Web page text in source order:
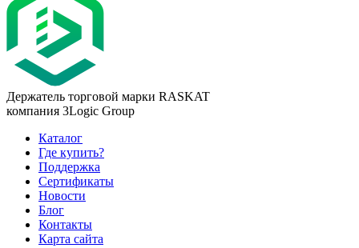
Держатель торговой марки RASKAT
компания 3Logic Group
Каталог
Где купить?
Поддержка
Сертификаты
Новости
Блог
Контакты
Карта сайта